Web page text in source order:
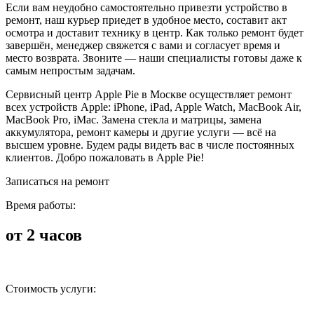
Если вам неудобно самостоятельно привезти устройство в
ремонт, наш курьер приедет в удобное место, составит акт
осмотра и доставит технику в центр. Как только ремонт будет
завершён, менеджер свяжется с вами и согласует время и
место возврата. Звоните — наши специалисты готовы даже к
самым непростым задачам.
Сервисный центр Apple Pie в Москве осуществляет ремонт
всех устройств Apple: iPhone, iPad, Apple Watch, MacBook Air,
MacBook Pro, iMac. Замена стекла и матрицы, замена
аккумулятора, ремонт камеры и другие услуги — всё на
высшем уровне. Будем рады видеть вас в числе постоянных
клиентов. Добро пожаловать в Apple Pie!
Записаться на ремонт
Время работы:
от 2 часов
Стоимость услуги: